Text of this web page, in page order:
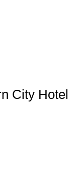
City Hotel